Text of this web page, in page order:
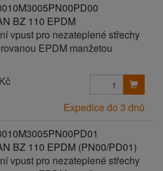
BZ 110 EPDM
vpust pro nezateplené střechy
EPDM manžetou
Expedice do 3 dnů
BZ 110 EPDM (PN00/PD01)
vpust pro nezateplené střechy